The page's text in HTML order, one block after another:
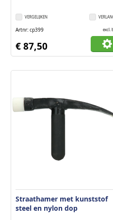
VERGELIJKEN
Artnr cp399 excl.
€ 87,50
Straathamer met kunststof
steel en nylon dop